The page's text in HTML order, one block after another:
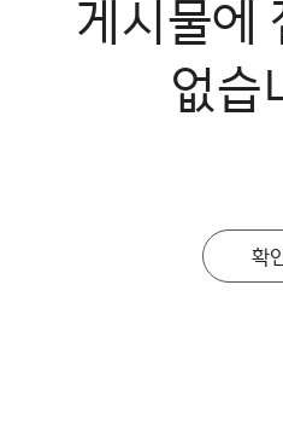
게시물에
없습